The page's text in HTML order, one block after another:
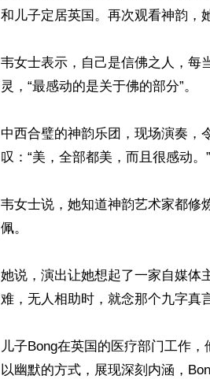
和儿子定居英国。再次观看神韵，
韦女士表示，自己是信佛之人，每
灵，“最感动的是关于佛的部分”。
中西合璧的神韵乐团，现场演奏，
叹：“美，全部都美，而且很感动。”
韦女士说，她知道神韵艺术家都修
佩。
她说，演出让她想起了一家自媒体
难，无人相助时，就念那个九字真
儿子Bong在英国的医疗部门工作
以幽默的方式，展现深刻内涵，